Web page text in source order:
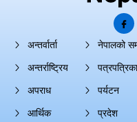
अन्तर्वार्ता
अन्तर्राष्ट्रिय
अपराध
आर्थिक
नेपालको
पर्यटन
प्रदेश